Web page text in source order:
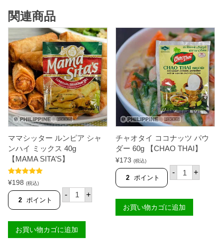
ュ
ー
ブ
ラ
ー
ジ
6
0
g
【
K
N
O
R
R
】
ュ
ー
ブ
ラ
ー
ジ
0
g
【
K
N
O
R
R
】
関連商品
ママシッター ルンピア シャ
ンハイ ミックス 40g
【MAMA SITA’S】
5段階中5.00
の評価
¥198 (税込)
2 ポイント
- マ
マ
タ
ー
ル
+
お買い物カゴに追加
チャオタイ ココナッツ パウ
ダー 60g 【CHAO THAI】
¥173 (税込)
2 ポイント
- チ
ャ
イ
コ
コ
+
お買い物カゴに追加